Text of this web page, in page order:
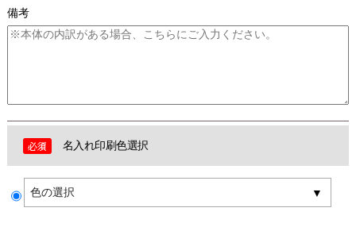
備考
名入れ印刷色選択
色の選択